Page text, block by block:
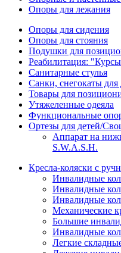
Опоры для лежания
Опоры для сидения
Опоры для стояния
Подушки для
Реабилитация:
Санитарные стулья
Санки, снегокаты
Товары для
Утяжеленные одеяла
Функциональные
Ортезы для детей/
Аппарат на
S.W.A.S.H.
Кресла-коляски с
Инвалидные
Инвалидные
Инвалидные
Механические
Большие
Инвалидные
Легкие